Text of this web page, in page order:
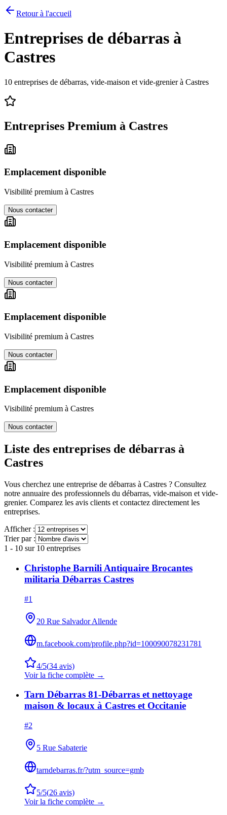
Retour à l'accueil
Entreprises de débarras à
Castres
10 entreprises de débarras, vide-maison et vide-grenier à Castres
Entreprises Premium à Castres
Emplacement disponible
Visibilité premium à Castres
Nous contacter
Emplacement disponible
Visibilité premium à Castres
Nous contacter
Emplacement disponible
Visibilité premium à Castres
Nous contacter
Emplacement disponible
Visibilité premium à Castres
Nous contacter
Liste des entreprises de débarras à
Castres
Vous cherchez une entreprise de débarras à Castres ? Consultez
notre annuaire des professionnels du débarras, vide-maison et vide-
grenier. Comparez les avis clients et contactez directement les
entreprises.
Afficher :
Trier par :
1 - 10 sur 10 entreprises
Christophe Barnili Antiquaire Brocantes
militaria Débarras Castres
#1
20 Rue Salvador Allende
m.facebook.com/profile.php?id=100090078231781
4/5(34 avis)
Voir la fiche complète →
Tarn Débarras 81-Débarras et nettoyage
maison & locaux à Castres et Occitanie
#2
5 Rue Sabaterie
tarndebarras.fr/?utm_source=gmb
5/5(26 avis)
Voir la fiche complète →